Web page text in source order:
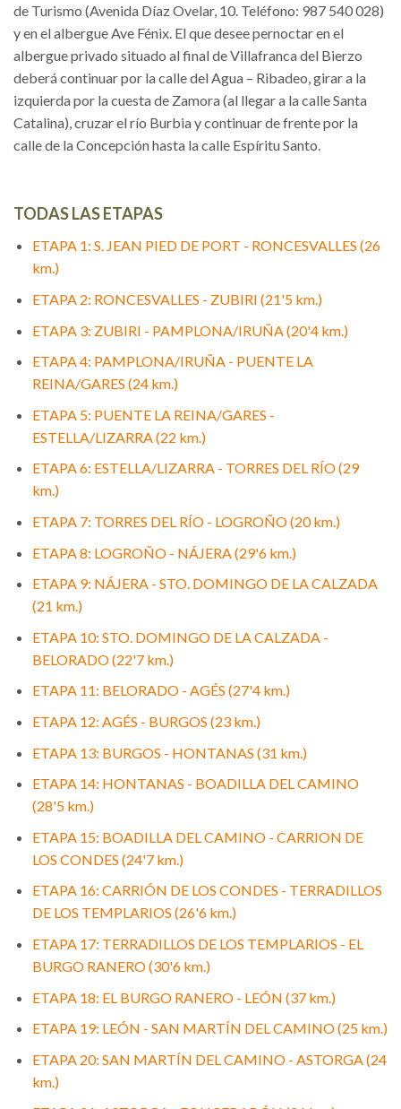
de Turismo (Avenida Díaz Ovelar, 10. Teléfono: 987 540 028)
y en el albergue Ave Fénix. El que desee pernoctar en el
albergue privado situado al final de Villafranca del Bierzo
deberá continuar por la calle del Agua – Ribadeo, girar a la
izquierda por la cuesta de Zamora (al llegar a la calle Santa
Catalina), cruzar el río Burbia y continuar de frente por la
calle de la Concepción hasta la calle Espíritu Santo.
TODAS LAS ETAPAS
ETAPA 1: S. JEAN PIED DE PORT - RONCESVALLES (26
km.)
ETAPA 2: RONCESVALLES - ZUBIRI (21'5 km.)
ETAPA 3: ZUBIRI - PAMPLONA/IRUÑA (20'4 km.)
ETAPA 4: PAMPLONA/IRUÑA - PUENTE LA
REINA/GARES (24 km.)
ETAPA 5: PUENTE LA REINA/GARES -
ESTELLA/LIZARRA (22 km.)
ETAPA 6: ESTELLA/LIZARRA - TORRES DEL RÍO (29
km.)
ETAPA 7: TORRES DEL RÍO - LOGROÑO (20 km.)
ETAPA 8: LOGROÑO - NÁJERA (29'6 km.)
ETAPA 9: NÁJERA - STO. DOMINGO DE LA CALZADA
(21 km.)
ETAPA 10: STO. DOMINGO DE LA CALZADA -
BELORADO (22'7 km.)
ETAPA 11: BELORADO - AGÉS (27'4 km.)
ETAPA 12: AGÉS - BURGOS (23 km.)
ETAPA 13: BURGOS - HONTANAS (31 km.)
ETAPA 14: HONTANAS - BOADILLA DEL CAMINO
(28'5 km.)
ETAPA 15: BOADILLA DEL CAMINO - CARRION DE
LOS CONDES (24'7 km.)
ETAPA 16: CARRIÓN DE LOS CONDES - TERRADILLOS
DE LOS TEMPLARIOS (26'6 km.)
ETAPA 17: TERRADILLOS DE LOS TEMPLARIOS - EL
BURGO RANERO (30'6 km.)
ETAPA 18: EL BURGO RANERO - LEÓN (37 km.)
ETAPA 19: LEÓN - SAN MARTÍN DEL CAMINO (25 km.)
ETAPA 20: SAN MARTÍN DEL CAMINO - ASTORGA (24
km.)